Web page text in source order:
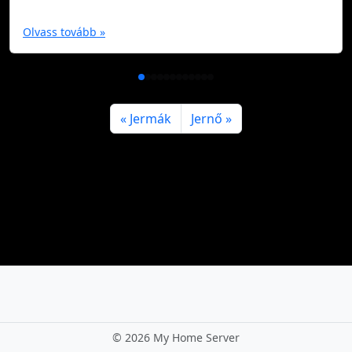
Olvass tovább »
Jermák Jernő
© 2026 My Home Server